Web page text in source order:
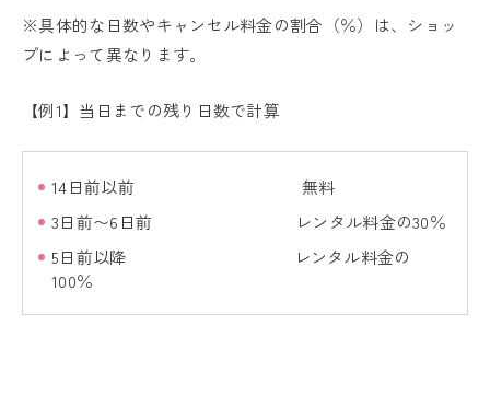
※具体的な日数やキャンセル料金の割合（％）は、ショッ
プによって異なります。
【例1】当日までの残り日数で計算
14日前以前 無料
3日前〜6日前 レンタル料金の30％
5日前以降 レンタル料金の
100％